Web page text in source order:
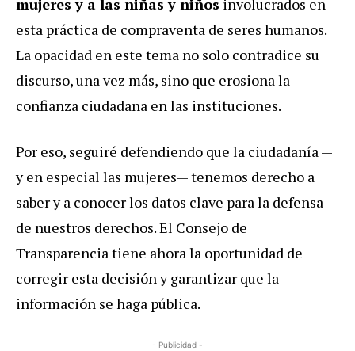
mujeres y a las niñas y niños involucrados en
esta práctica de compraventa de seres humanos.
La opacidad en este tema no solo contradice su
discurso, una vez más, sino que erosiona la
confianza ciudadana en las instituciones.
Por eso, seguiré defendiendo que la ciudadanía —
y en especial las mujeres— tenemos derecho a
saber y a conocer los datos clave para la defensa
de nuestros derechos. El Consejo de
Transparencia tiene ahora la oportunidad de
corregir esta decisión y garantizar que la
información se haga pública.
- Publicidad -